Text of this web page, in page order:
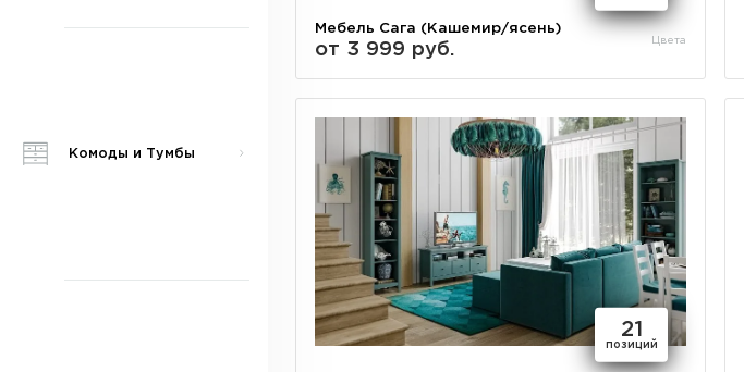
Комоды и Тумбы
Мебель Сага (Кашемир/ясень)
от 3 999 руб.
Цвета
21
позиций